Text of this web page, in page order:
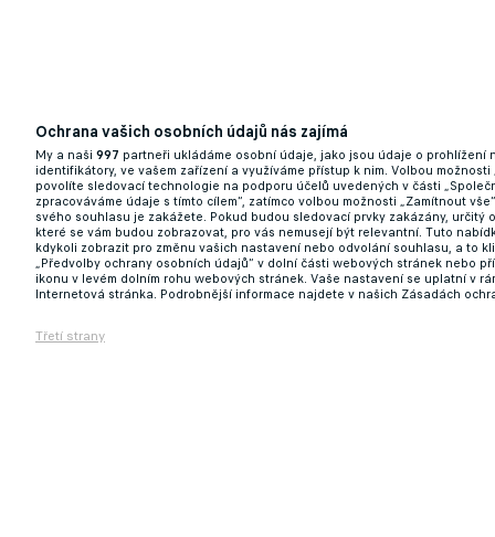
Ochrana vašich osobních údajů nás zajímá
My a naši 997 partneři ukládáme osobní údaje, jako jsou údaje o prohlížení
identifikátory, ve vašem zařízení a využíváme přístup k nim. Volbou možnosti
povolíte sledovací technologie na podporu účelů uvedených v části
zpracováváme údaje s tímto cílem“, zatímco volbou možnosti „Zamítnout
svého souhlasu je zakážete. Pokud budou sledovací prvky zakázány, určitý
které se vám budou zobrazovat, pro vás nemusejí být relevantní. Tuto
kdykoli zobrazit pro změnu vašich nastavení nebo odvolání souhlasu, a to
„Předvolby ochrany osobních údajů“ v dolní části webových stránek nebo
ikonu v levém dolním rohu webových stránek. Vaše nastavení se uplatní v
Internetová stránka. Podrobnější informace najdete v našich Zásadách
Třetí strany